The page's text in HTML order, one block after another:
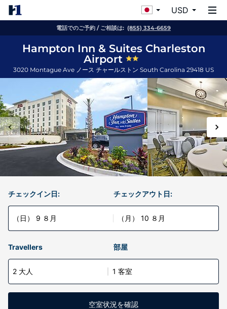
USD
電話でのご予約 / ご相談は: (855) 334-6659
Hampton Inn & Suites Charleston
Airport
3020 Montague Ave ノース チャールストン South Carolina 29418 US
チェックイン日:
（日） 9 ８月
チェックアウト日:
（月） 10 ８月
Travellers 部屋
2 大人 1 客室
空室状況を確認